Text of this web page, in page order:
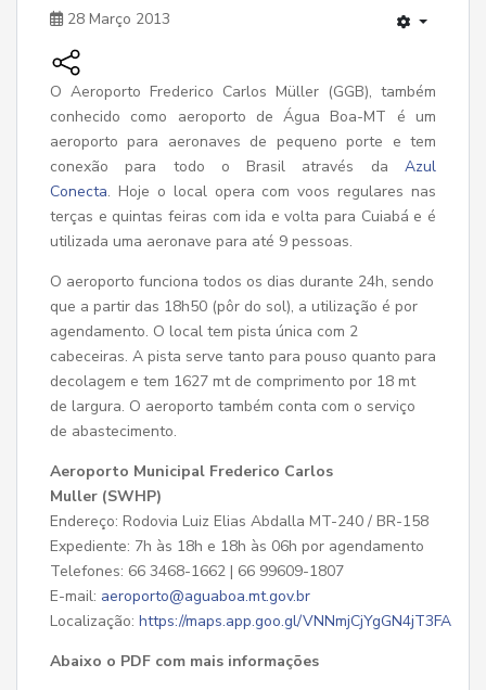
28 Março 2013
O Aeroporto Frederico Carlos Müller (GGB), também
conhecido como aeroporto de Água Boa-MT é um
aeroporto para aeronaves de pequeno porte e tem
conexão para todo o Brasil através da Azul
Conecta. Hoje o local opera com voos regulares nas
terças e quintas feiras com ida e volta para Cuiabá e é
utilizada uma aeronave para até 9 pessoas.
O aeroporto funciona todos os dias durante 24h, sendo
que a partir das 18h50 (pôr do sol), a utilização é por
agendamento. O local tem pista única com 2
cabeceiras. A pista serve tanto para pouso quanto para
decolagem e tem 1627 mt de comprimento por 18 mt
de largura. O aeroporto também conta com o serviço
de abastecimento.
Aeroporto Municipal Frederico Carlos
Muller (SWHP)
Endereço: Rodovia Luiz Elias Abdalla MT-240 / BR-158
Expediente: 7h às 18h e 18h às 06h por agendamento
Telefones: 66 3468-1662 | 66 99609-1807
E-mail: aeroporto@aguaboa.mt.gov.br
Localização: https://maps.app.goo.gl/VNNmjCjYgGN4jT3FA
Abaixo o PDF com mais informações